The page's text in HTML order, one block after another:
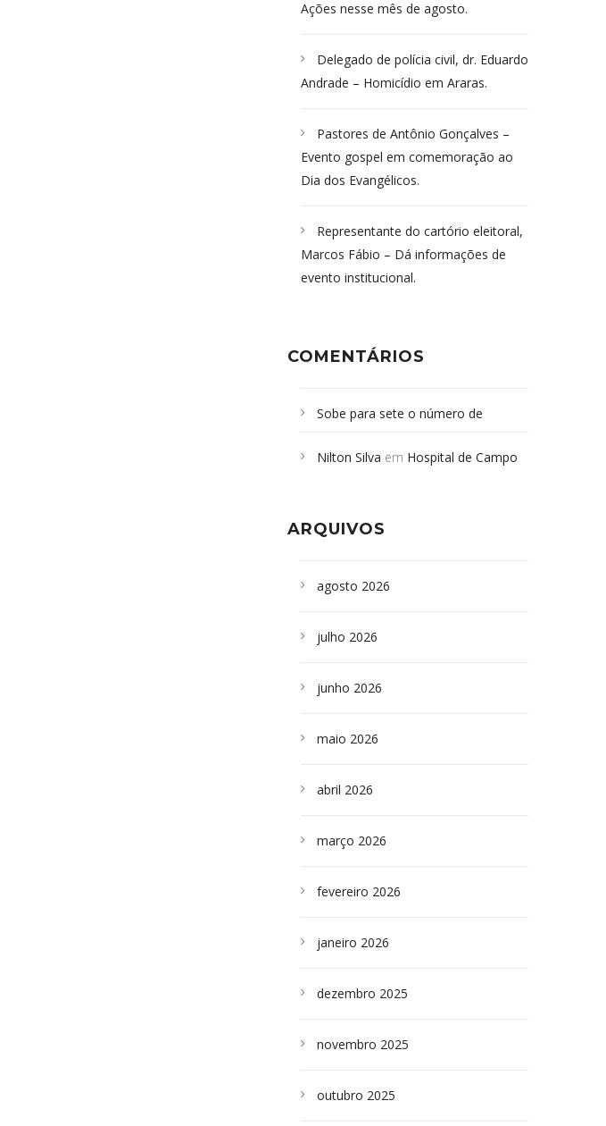
Ações nesse mês de agosto.
Delegado de polícia civil, dr. Eduardo
Andrade – Homicídio em Araras.
Pastores de Antônio Gonçalves –
Evento gospel em comemoração ao
Dia dos Evangélicos.
Representante do cartório eleitoral,
Marcos Fábio – Dá informações de
evento institucional.
COMENTÁRIOS
Sobe para sete o número de
desabamento em São Paulo - Revista
sepultados em SP
Nilton Silva em Hospital de Campo
ARQUIVOS
agosto 2026
julho 2026
junho 2026
maio 2026
abril 2026
março 2026
fevereiro 2026
janeiro 2026
dezembro 2025
novembro 2025
outubro 2025